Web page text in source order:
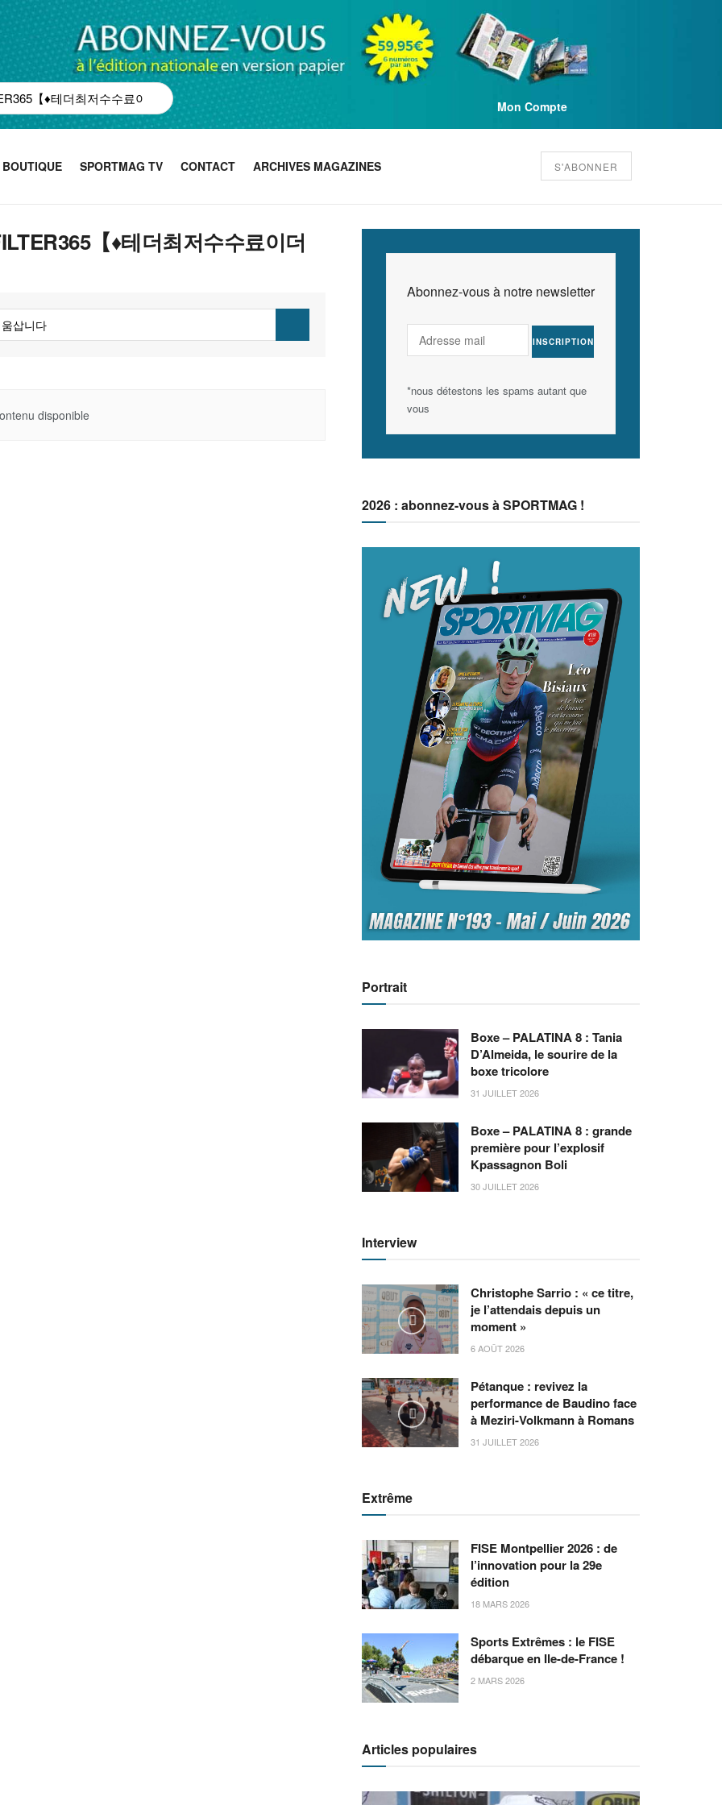
Mon Compte
BOUTIQUE SPORTMAG TV CONTACT ARCHIVES MAGAZINES S'ABONNER
【♦테더최저수수료이더
disponible
Abonnez-vous à notre newsletter
*nous détestons les spams autant que
vous
2026 : abonnez-vous à SPORTMAG !
Portrait
Boxe – PALATINA 8 : Tania
D’Almeida, le sourire de la
boxe tricolore
31 JUILLET 2026
Boxe – PALATINA 8 : grande
première pour l’explosif
Kpassagnon Boli
30 JUILLET 2026
Interview
Christophe Sarrio : « ce titre,
je l’attendais depuis un
moment »
6 AOÛT 2026
Pétanque : revivez la
performance de Baudino face
à Meziri-Volkmann à Romans
31 JUILLET 2026
Extrême
FISE Montpellier 2026 : de
l’innovation pour la 29e
édition
18 MARS 2026
Sports Extrêmes : le FISE
débarque en Ile-de-France !
2 MARS 2026
Articles populaires